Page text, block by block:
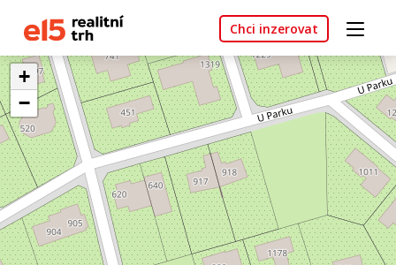
Chci inzerovat
+
−